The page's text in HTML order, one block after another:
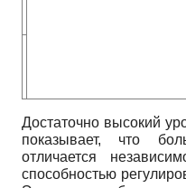
Достаточно высокий
показывает, что
отличается
способностью